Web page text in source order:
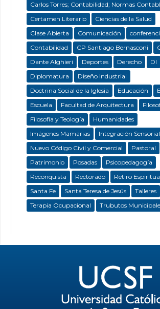
Carlos Torres; Contabilidad; Normas
Certamen Literario
Ciencias de la Salud
Clase Abierta
Comunicación
Contabilidad
CP Santiago Bernasconi
Dante Alghieri
Deportes Derecho
DI
Diplomatura
Diseño Industrial
Doctrina Social de la Iglesia
Educación
Escuela
Facultad de Arquitectura
Filosofía y Teología
Humanidades
Imágenes Mamarias
Integración Sensorial
Nuevo Código Civil y Comercial
Pastoral
Patrimonio
Posadas
Psicopedagogía
Reconquista
Rectorado
Retiro
Santa Fe
Santa Teresa de Jesús
Talleres
Terapia Ocupacional
Trubutos